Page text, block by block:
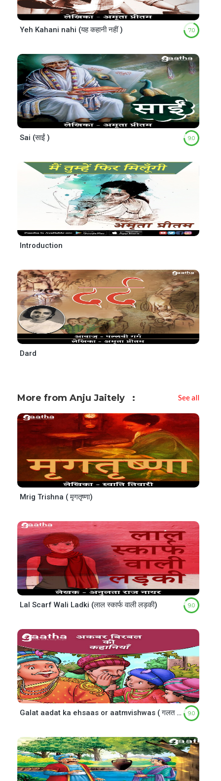
Yeh Kahani nahi (यह कहानी नहीं ) 7.0
Sai (साईं ) 9.0
Introduction
Dard
More from Anju Jaitely See all
Mrig Trishna ( मृगतृष्णा)
Lal Scarf Wali Ladki (लाल स्कार्फ वाली लड़की) 9.0
Galat aadat ka ehsaas or aatmvishwas ( गलत आदत का एहसास और आत्म विश्वास ) 9.0